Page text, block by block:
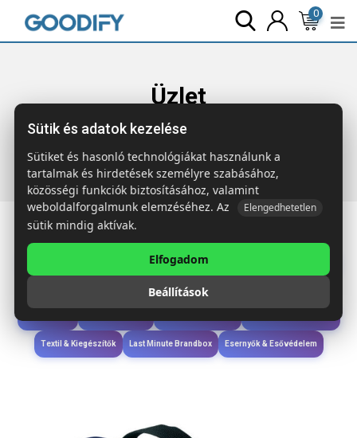
0
Üzlet
Főoldal Termékek Táskák & Utazás
takaró 180 g
Étkezés & Ivás
Wellness & Ápolás
Textil & Kiegészítők Last Minute Brandbox Esernyők & Esővédelem
Sütik és adatok kezelése
Sütiket és hasonló technológiákat használunk a
tartalmak és hirdetések személyre szabásához,
közösségi funkciók biztosításához, valamint
weboldalforgalmunk elemzéséhez. Az
Elengedhetetlen
sütik mindig aktívak.
Elfogadom
Beállítások